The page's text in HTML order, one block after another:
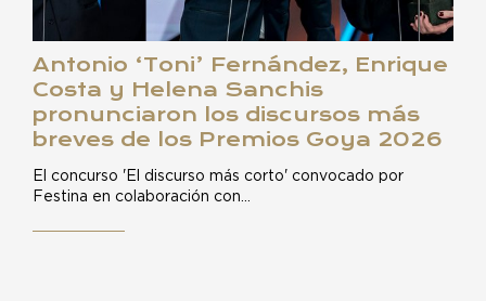
Antonio ‘Toni’ Fernández, Enrique
Costa y Helena Sanchis
pronunciaron los discursos más
breves de los Premios Goya 2026
El concurso 'El discurso más corto' convocado por
Festina en colaboración con…